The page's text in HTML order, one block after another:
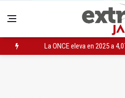
La ONCE eleva en 2025 a